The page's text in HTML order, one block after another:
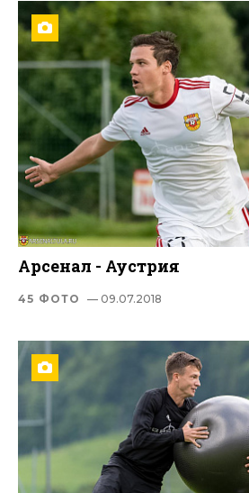
Арсенал - Аустрия
45 ФОТО — 09.07.2018